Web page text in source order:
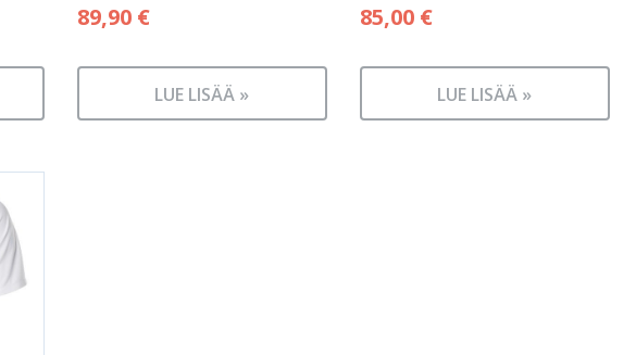
89,90 €
LUE LISÄÄ »
85,00 €
LUE LISÄÄ »